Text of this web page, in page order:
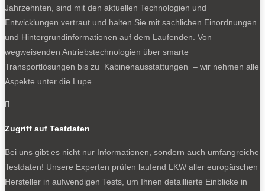
SOCIALS
Folgen
Jahrzehnten, sind mit den aktuellen Technologien und
Entwicklungen vertraut und halten Sie mit sachlichen Einordnungen
und Hintergrundinformationen auf dem Laufenden. Von
wegweisenden Antriebstechnologien über smarte
Transportlösungen bis zu Kabinenausstattungen – wir nehmen alle
Aspekte unter die Lupe.

Zugriff auf Testdaten
Bei uns gibt es nicht nur Informationen, sondern auch umfangreiche
Testdaten! Unsere Experten prüfen laufend LKW aller europäischen
Hersteller in aufwendigen Tests, um Ihnen detaillierte Einblicke in